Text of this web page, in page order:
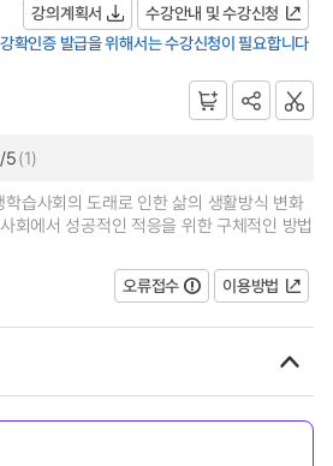
강의계획서
수강안내 및 수강신청
확인증 발급을 위해서는 수강신청이 필요합니다
5(1)
습사회의 도래로 인한 삶의 생활방식 변화
회에서 성공적인 적응을 위한 구체적인 방법
오류접수
이용방법